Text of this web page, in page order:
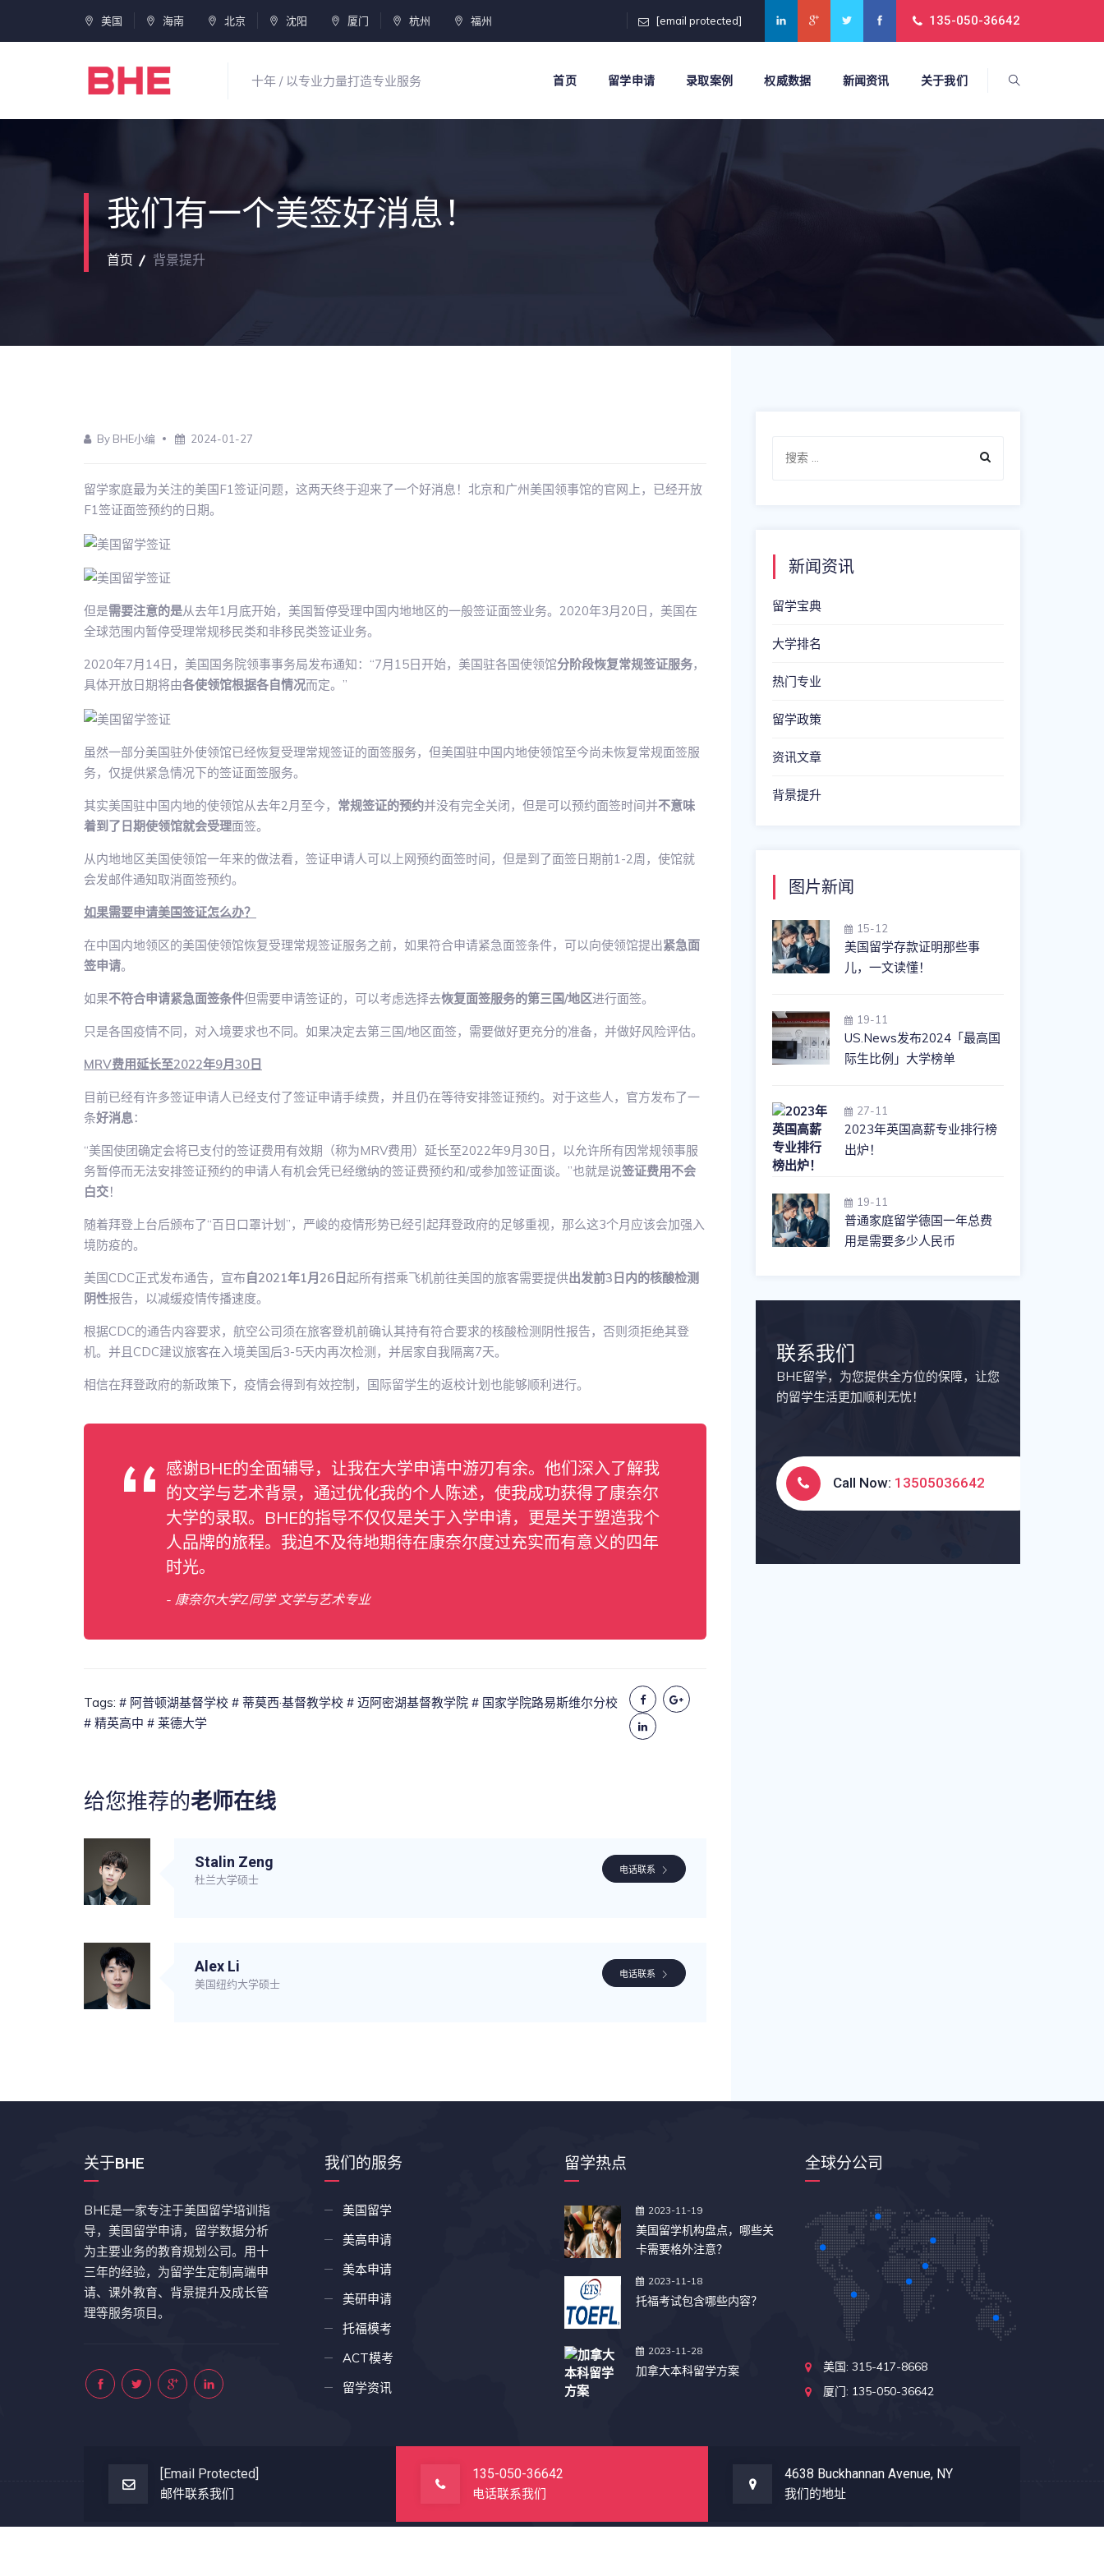
美国 海南 北京 沈阳 厦门 杭州 福州 [email protected] 135-050-36642
十年 / 以专业力量打造专业服务 首页 留学申请 录取案例 权威数据 新闻资讯 关于我们
我们有一个美签好消息！
首页 背景提升
By BHE小编 2024-01-27
留学家庭最为关注的美国F1签证问题，这两天终于迎来了一个好消息！北京和广州美国领事馆的官网上，已经开放
F1签证面签预约的日期。
但是需要注意的是从去年1月底开始，美国暂停受理中国内地地区的一般签证面签业务。2020年3月20日，美国在
全球范围内暂停受理常规移民类和非移民类签证业务。
2020年7月14日，美国国务院领事事务局发布通知：“7月15日开始，美国驻各国使领馆分阶段恢复常规签证服务，
具体开放日期将由各使领馆根据各自情况而定。”
虽然一部分美国驻外使领馆已经恢复受理常规签证的面签服务，但美国驻中国内地使领馆至今尚未恢复常规面签服
务，仅提供紧急情况下的签证面签服务。
其实美国驻中国内地的使领馆从去年2月至今， 常规签证的预约并没有完全关闭，但是可以预约面签时间并不意味
着到了日期使领馆就会受理面签。
从内地地区美国使领馆一年来的做法看，签证申请人可以上网预约面签时间，但是到了面签日期前1-2周，使馆就
会发邮件通知取消面签预约。
如果需要申请美国签证怎么办？
在中国内地领区的美国使领馆恢复受理常规签证服务之前，如果符合申请紧急面签条件，可以向使领馆提出紧急面
签申请。
如果不符合申请紧急面签条件但需要申请签证的，可以考虑选择去恢复面签服务的第三国/地区进行面签。
只是各国疫情不同，对入境要求也不同。如果决定去第三国/地区面签，需要做好更充分的准备，并做好风险评估。
MRV费用延长至2022年9月30日
目前已经有许多签证申请人已经支付了签证申请手续费，并且仍在等待安排签证预约。对于这些人，官方发布了一
条好消息：
“美国使团确定会将已支付的签证费用有效期（称为MRV费用）延长至2022年9月30日，以允许所有因常规领事服
务暂停而无法安排签证预约的申请人有机会凭已经缴纳的签证费预约和/或参加签证面谈。”也就是说签证费用不会
白交！
随着拜登上台后颁布了“百日口罩计划”，严峻的疫情形势已经引起拜登政府的足够重视，那么这3个月应该会加强入
境防疫的。
美国CDC正式发布通告，宣布自2021年1月26日起所有搭乘飞机前往美国的旅客需要提供出发前3日内的核酸检测
阴性报告，以减缓疫情传播速度。
根据CDC的通告内容要求，航空公司须在旅客登机前确认其持有符合要求的核酸检测阴性报告，否则须拒绝其登
机。并且CDC建议旅客在入境美国后3-5天内再次检测，并居家自我隔离7天。
相信在拜登政府的新政策下，疫情会得到有效控制，国际留学生的返校计划也能够顺利进行。
感谢BHE的全面辅导，让我在大学申请中游刃有余。他们深入了解我
的文学与艺术背景，通过优化我的个人陈述，使我成功获得了康奈尔
大学的录取。BHE的指导不仅仅是关于入学申请，更是关于塑造我个
人品牌的旅程。我迫不及待地期待在康奈尔度过充实而有意义的四年
时光。
- 康奈尔大学Z同学 文学与艺术专业
Tags: # 阿普顿湖基督学校 # 蒂莫西·基督教学校 # 迈阿密湖基督教学院 # 国家学院路易斯维尔分校
# 精英高中 # 莱德大学
给您推荐的老师在线
Stalin Zeng
杜兰大学硕士
电话联系
Alex Li
美国纽约大学硕士
电话联系
新闻资讯
留学宝典
大学排名
热门专业
留学政策
资讯文章
背景提升
图片新闻
15-12
美国留学存款证明那些事
儿，一文读懂！
19-11
US.News发布2024「最高国
际生比例」大学榜单
27-11
2023年英国高薪专业排行榜
出炉！
19-11
普通家庭留学德国一年总费
用是需要多少人民币
联系我们
BHE留学，为您提供全方位的保障，让您
的留学生活更加顺利无忧！
Call Now: 13505036642
关于BHE
BHE是一家专注于美国留学培训指
导，美国留学申请，留学数据分析
为主要业务的教育规划公司。用十
三年的经验，为留学生定制高端申
请、课外教育、背景提升及成长管
理等服务项目。
我们的服务
美国留学
美高申请
美本申请
美研申请
托福模考
ACT模考
留学资讯
留学热点
2023-11-19
美国留学机构盘点，哪些关
卡需要格外注意？
2023-11-18
托福考试包含哪些内容？
2023-11-28
加拿大本科留学方案
全球分公司
美国: 315-417-8668
厦门: 135-050-36642
[email Protected]
邮件联系我们
135-050-36642
电话联系我们
4638 Buckhannan Avenue, NY
我们的地址